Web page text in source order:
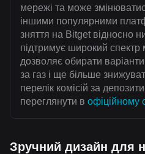
мережі та може
іншими популярними
зняття на Bitget відносно
підтримує широкий
дозволяє обирати
за газ і ще більше
перелік комісій за
переглянути в офіційному
Зручний дизайн для